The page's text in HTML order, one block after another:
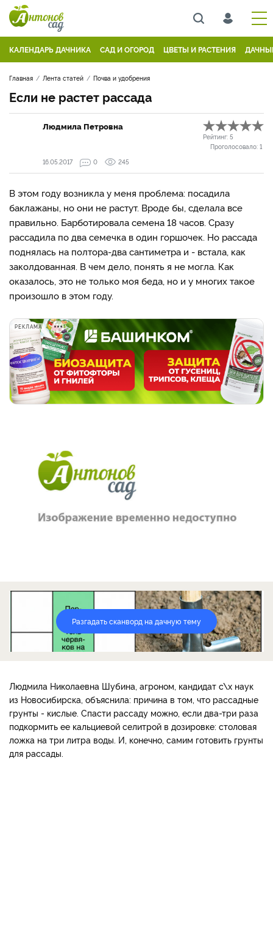
КАЛЕНДАРЬ ДАЧНИКА САД И ОГОРОД ЦВЕТЫ И РАСТЕНИЯ
Главная Лента статей Почва и удобрения
Если не растет рассада
Людмила Петровна
Рейтинг: 5
Проголосовало: 1
16.05.2017
0 245
В этом году возникла у меня проблема: посадила
баклажаны, но они не растут. Вроде бы, сделала все
правильно. Барботировала семена 18 часов. Сразу
рассадила по два семечка в один горшочек. Но рассада
поднялась на полтора-два сантиметра и - встала, как
заколдованная. В чем дело, понять я не могла. Как
оказалось, это не только моя беда, но и у многих такое
произошло в этом году.
РЕКЛАМА
Разгадать сканворд на дачную тему
Людмила Николаевна Шубина, агроном, кандидат с\х наук
из Новосибирска, объяснила: причина в том, что рассадные
грунты - кислые. Спасти рассаду можно, если два-три раза
подкормить ее кальциевой селитрой в дозировке: столовая
ложка на три литра воды. И, конечно, самим готовить грунты
для рассады.